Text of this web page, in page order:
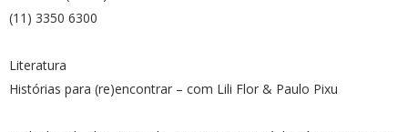
(11) 3350 6300
Literatura
Histórias para (re)encontrar – com Lili Flor & Paulo Pixu